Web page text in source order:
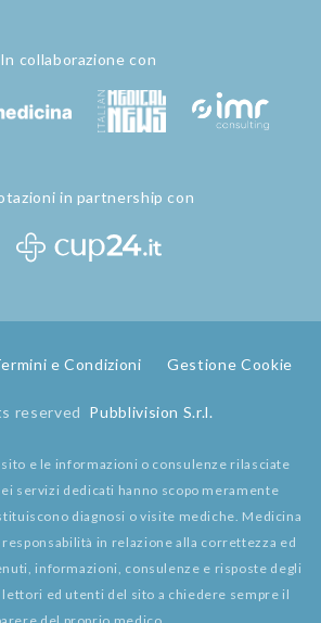
In collaborazione con
in partnership con
e Condizioni Gestione Cookie
reserved Pubblivision S.r.l.
e le informazioni o consulenze rilasciate
servizi dedicati hanno scopo meramente
diagnosi o visite mediche. Medicina
in relazione alla correttezza ed
informazioni, consulenze e risposte degli
ed utenti del sito a chiedere sempre il